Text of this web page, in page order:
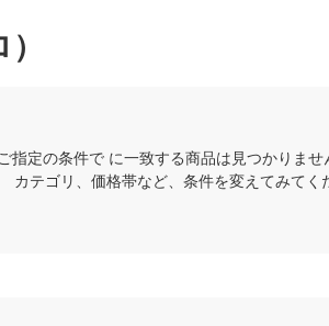
ご指定の条件で に一致する商品は見つかりませ
カテゴリ、価格帯など、条件を変えてみてく